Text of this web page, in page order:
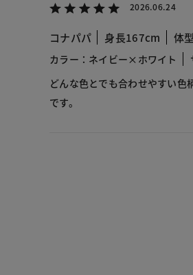
2026.06.24
コナパパ 身長167cm 体
カラー：ネイビー×ホワイト
どんな色とでも合わせやすい色
です。